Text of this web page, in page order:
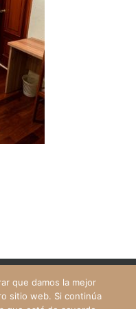
que damos la mejor
sitio web. Si continúa